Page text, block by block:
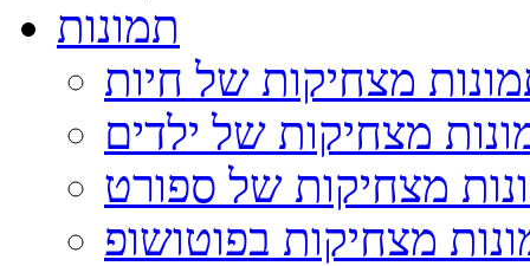
תמונות
מצחיקות של חיות
מצחיקות של ילדים
מצחיקות של ספורט
מצחיקות בפוטושופ